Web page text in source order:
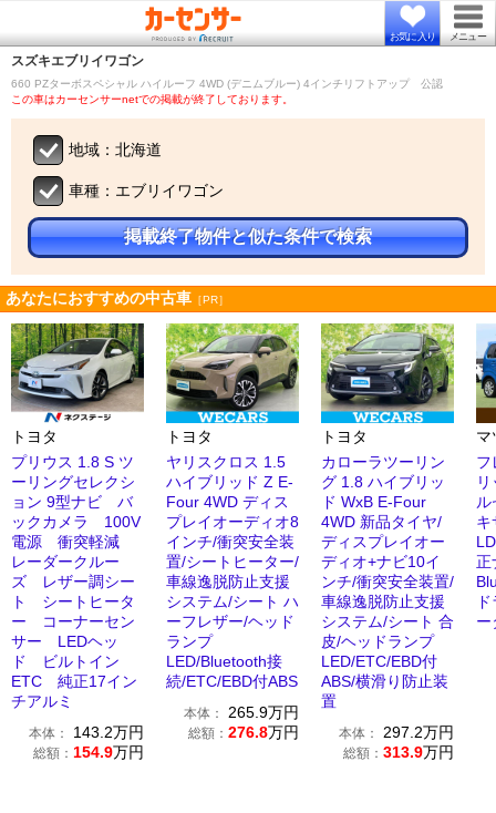
お気に入り メニュー
スズキエブリイワゴン
660 PZターボスペシャル ハイルーフ 4WD (デニムブルー) 4インチリフトアップ 公認
この車はカーセンサーnetでの掲載が終了しております。
地域：北海道
車種：エブリイワゴン
掲載終了物件と似た条件で検索
あなたにおすすめの中古車 ［PR］
トヨタ
プリウス 1.8 S ツ
ーリングセレクシ
ョン 9型ナビ バ
ックカメラ 100V
電源 衝突軽減
レーダークルー
ズ レザー調シー
ト シートヒータ
ー コーナーセン
サー LEDヘッ
ド ビルトイン
ETC 純正17イン
チアルミ
本体： 143.2万円
総額： 154.9万円
トヨタ
ヤリスクロス 1.5
ハイブリッド Z E-
Four 4WD ディス
プレイオーディオ8
インチ/衝突安全装
置/シートヒーター/
車線逸脱防止支援
システム/シート ハ
ーフレザー/ヘッド
ランプ
LED/Bluetooth接
続/ETC/EBD付ABS
本体： 265.9万円
総額： 276.8万円
トヨタ
カローラツーリン
グ 1.8 ハイブリッ
ド WxB E-Four
4WD 新品タイヤ/
ディスプレイオー
ディオ+ナビ10イ
ンチ/衝突安全装置/
車線逸脱防止支援
システム/シート 合
皮/ヘッドランプ
LED/ETC/EBD付
ABS/横滑り防止装
置
本体： 297.2万円
総額： 313.9万円
マ
フ
キ
正
ー